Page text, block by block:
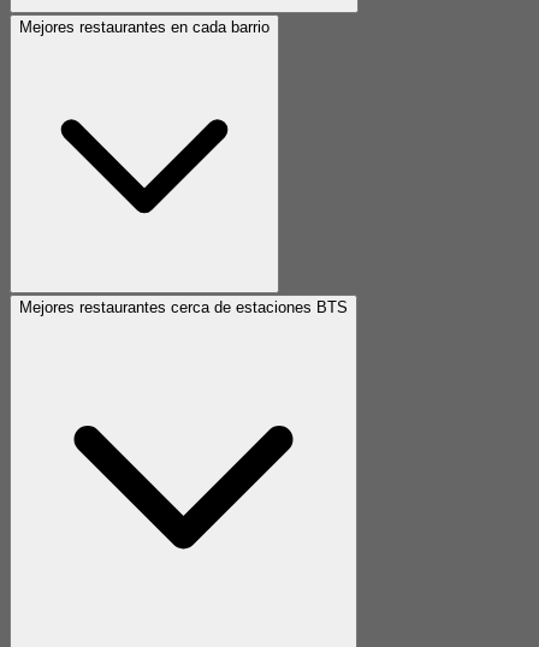
Mejores restaurantes en cada barrio
Mejores restaurantes cerca de estaciones BTS